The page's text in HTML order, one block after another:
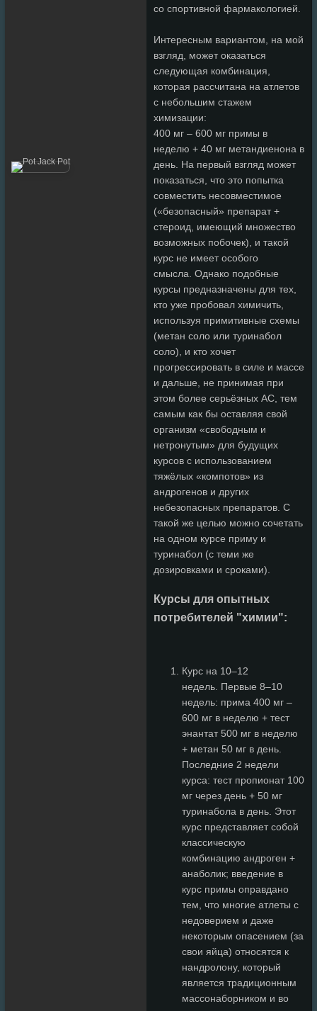
со спортивной фармакологией.
Интересным вариантом, на мой
взгляд, может оказаться
следующая комбинация,
которая рассчитана на атлетов
с небольшим стажем
химизации:
400 мг – 600 мг примы в
неделю + 40 мг метандиенона в
день. На первый взгляд может
показаться, что это попытка
совместить несовместимое
(«безопасный» препарат +
стероид, имеющий множество
возможных побочек), и такой
курс не имеет особого
смысла. Однако подобные
курсы предназначены для тех,
кто уже пробовал химичить,
используя примитивные схемы
(метан соло или туринабол
соло), и кто хочет
прогрессировать в силе и массе
и дальше, не принимая при
этом более серьёзных АС, тем
самым как бы оставляя свой
организм «свободным и
нетронутым» для будущих
курсов с использованием
тяжёлых «компотов» из
андрогенов и других
небезопасных препаратов. С
такой же целью можно сочетать
на одном курсе приму и
туринабол (с теми же
дозировками и сроками).
Курсы для опытных
потребителей "химии":
Курс на 10–12
недель. Первые 8–10
недель: прима 400 мг –
600 мг в неделю + тест
энантат 500 мг в неделю
+ метан 50 мг в день.
Последние 2 недели
курса: тест пропионат 100
мг через день + 50 мг
туринабола в день. Этот
курс представляет собой
классическую
комбинацию андроген +
анаболик; введение в
курс примы оправдано
тем, что многие атлеты с
недоверием и даже
некоторым опасением (за
свои яйца) относятся к
нандролону, который
является традиционным
массонаборником и во